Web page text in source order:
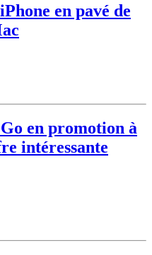
en pavé de
en promotion à
intéressante